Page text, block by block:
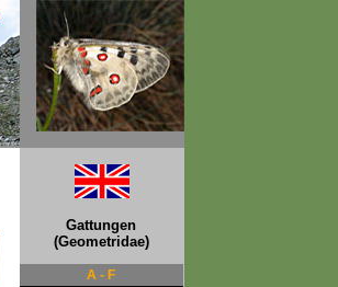
Gattungen
(Geometridae)
A - F